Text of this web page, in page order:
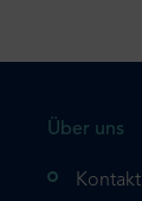
Über uns
Kontakt